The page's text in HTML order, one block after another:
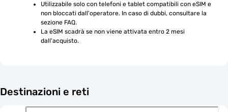
Utilizzabile solo con telefoni e tablet compatibili con eSIM e
non bloccati dall'operatore. In caso di dubbi, consultare la
sezione FAQ.
La eSIM scadrà se non viene attivata entro 2 mesi
dall'acquisto.
Destinazioni e reti